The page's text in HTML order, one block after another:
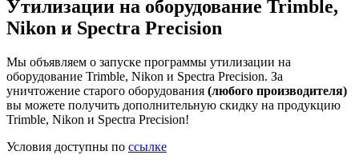
Утилизации на оборудование Trimble,
Nikon и Spectra Precision
Мы объявляем о запуске программы утилизации на
оборудование Trimble, Nikon и Spectra Precision. За
уничтожение старого оборудования (любого производителя)
вы можете получить дополнительную скидку на продукцию
Trimble, Nikon и Spectra Precision!
Условия доступны по ссылке